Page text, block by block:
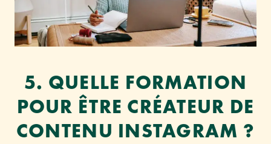
5. QUELLE FORMATION
POUR ÊTRE CRÉATEUR DE
CONTENU INSTAGRAM ?